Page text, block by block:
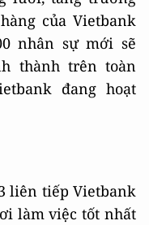
của Vietbank
nhân sự mới sẽ
thành trên toàn
đang hoạt
liên tiếp Vietbank
làm việc tốt nhất